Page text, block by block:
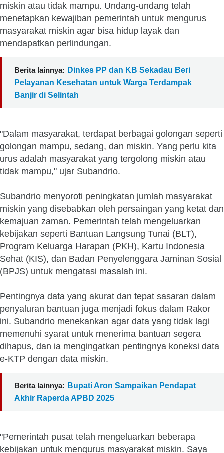
miskin atau tidak mampu. Undang-undang telah
menetapkan kewajiban pemerintah untuk mengurus
masyarakat miskin agar bisa hidup layak dan
mendapatkan perlindungan.
Berita lainnya: Dinkes PP dan KB Sekadau Beri
Pelayanan Kesehatan untuk Warga Terdampak
Banjir di Selintah
"Dalam masyarakat, terdapat berbagai golongan seperti
golongan mampu, sedang, dan miskin. Yang perlu kita
urus adalah masyarakat yang tergolong miskin atau
tidak mampu," ujar Subandrio.
Subandrio menyoroti peningkatan jumlah masyarakat
miskin yang disebabkan oleh persaingan yang ketat dan
kemajuan zaman. Pemerintah telah mengeluarkan
kebijakan seperti Bantuan Langsung Tunai (BLT),
Program Keluarga Harapan (PKH), Kartu Indonesia
Sehat (KIS), dan Badan Penyelenggara Jaminan Sosial
(BPJS) untuk mengatasi masalah ini.
Pentingnya data yang akurat dan tepat sasaran dalam
penyaluran bantuan juga menjadi fokus dalam Rakor
ini. Subandrio menekankan agar data yang tidak lagi
memenuhi syarat untuk menerima bantuan segera
dihapus, dan ia mengingatkan pentingnya koneksi data
e-KTP dengan data miskin.
Berita lainnya: Bupati Aron Sampaikan Pendapat
Akhir Raperda APBD 2025
"Pemerintah pusat telah mengeluarkan beberapa
kebijakan untuk mengurus masyarakat miskin. Saya